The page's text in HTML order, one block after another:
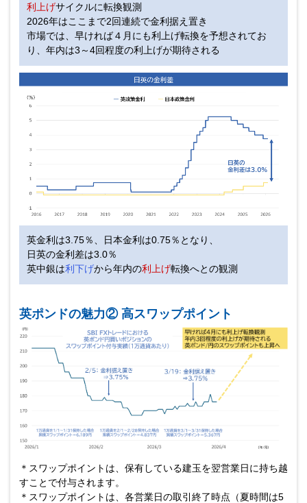
利上げサイクルに転換観測
2026年はここまで2回連続で金利据え置き
市場では、早ければ４月にも利上げ転換を予想されてお
り、年内は3～4回程度の利上げが期待される
英金利は3.75％、日本金利は0.75％となり、
日英の金利差は3.0％
英中銀は利下げから年内の利上げ転換へとの観測
英ポンドの魅力② 高スワップポイント
＊スワップポイントは、保有している建玉を翌営業日に持ち越
すことで付与されます。
＊スワップポイントは、各営業日の取引終了時点（夏時間は5